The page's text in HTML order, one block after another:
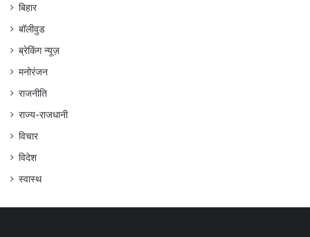
बिहार
बॉलीवुड
ब्रेकिंग न्यूज़
मनोरंजन
राजनीति
राज्य-राजधानी
विचार
विदेश
स्वास्थ